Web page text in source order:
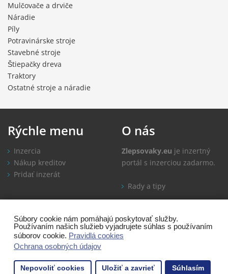
Súbory cookie nám pomáhajú poskytovať služby.
Používaním našich služieb vyjadrujete súhlas s používaním
súborov cookie. Pravidlá cookies
Ochrana osobných údajov
Nepovoliť cookies Uložiť a zavrieť Súhlasím
Mulčovače a drviče
Náradie
Píly
Potravinárske stroje
Stavebné stroje
Štiepačky dreva
Traktory
Ostatné stroje a náradie
Rýchle menu
Inzercia
Nákup kreditov
Pridať inzerát
O nás
Zlepsovaky.eu je inzertný
portál s inzerciou zadarmo.
Rady a tipy
Informácie
Ako inzerovať
Časté otázky
Ochrana osobných údajov
Kontakt
106 návštevníkov